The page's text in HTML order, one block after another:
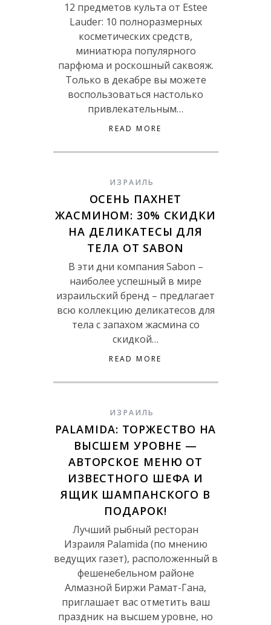
12 предметов культа от Estee
Lauder: 10 полноразмерных
косметических средств,
миниатюра популярного
парфюма и роскошный саквояж.
Только в декабре вы можете
воспользоваться настолько
привлекательным…
READ MORE
ИЗРАИЛЬ
ОСЕНЬ ПАХНЕТ
ЖАСМИНОМ: 30% СКИДКИ
НА ДЕЛИКАТЕСЫ ДЛЯ
ТЕЛА ОТ SABON
В эти дни компания Sabon –
наиболее успешный в мире
израильский бренд – предлагает
всю коллекцию деликатесов для
тела с запахом жасмина со
скидкой…
READ MORE
ИЗРАИЛЬ
PALAMIDA: ТОРЖЕСТВО НА
ВЫСШЕМ УРОВНЕ —
АВТОРСКОЕ МЕНЮ ОТ
ИЗВЕСТНОГО ШЕФА И
ЯЩИК ШАМПАНСКОГО В
ПОДАРОК!
Лучший рыбный ресторан
Израиля Palamida (по мнению
ведущих газет), расположенный в
фешенебельном районе
Алмазной Биржи Рамат-Гана,
приглашает вас отметить ваш
праздник на высшем уровне, но